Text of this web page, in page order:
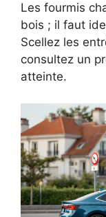
Les fourmis
bois ; il faut
Scellez les
consultez un
atteinte.